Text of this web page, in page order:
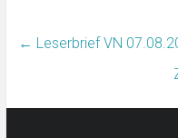
← Leserbrief VN